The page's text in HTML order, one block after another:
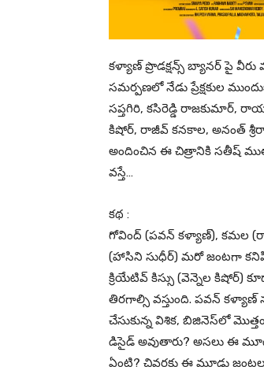
కళ్యాణ్ ప్రొడక్షన్స్ బ్యానర్ పై
సమర్పణలో నేడు ప్రేక్షకుల
సప్తగిరి, కసిరెడ్డి రాజకుమార్,
కిషోర్, రాజీవ్ కనకాల, అనంత్
అందించిన ఈ చిత్రానికి సతీష్
వస్తే…
కథ :
గోవింద్ (పవన్ కళ్యాణ్), కమల
(హాసిని సుధీర్) మరో జంటగా
క్రియేటివ్ కిస్సు (వెన్నెల కిషోర్)
తిరగాల్సి వస్తుంది. పవన్ కళ్యాణ్
చేసుకున్న విశిక, బిజినెస్‌లో
డిసైడ్ అవుతారు? అసలు ఈ
ఏంటి? చివరకు ఈ మూడు